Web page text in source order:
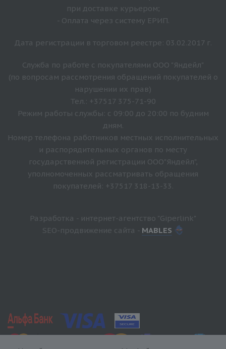
при доставке курьером;
- Оплата через систему ЕРИП.
Дата регистрации в торговом реестре: 03.02.2017 г.
Служба по работе с покупателями ООО "Яндейл"
(по вопросам рассмотрения обращений покупателей о
нарушении их прав)
Тел.: +37517 375-71-90
Режим работы службы: с 09:00 до 20:00 по будним
дням.
Номер телефона работников местных исполнительных
и распорядительных органов по месту
государственной регистрации ООО"Яндейл",
уполномоченных рассматривать обращения
покупателей: +37517 318-13-33.
Разработка - интернет-агентство "Giperlink"
SEO-продвижение сайта - MABLES